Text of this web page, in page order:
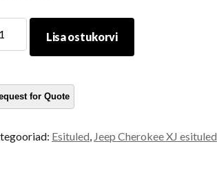
Lisa ostukorvi
Esituled, Jeep Cherokee XJ esituled